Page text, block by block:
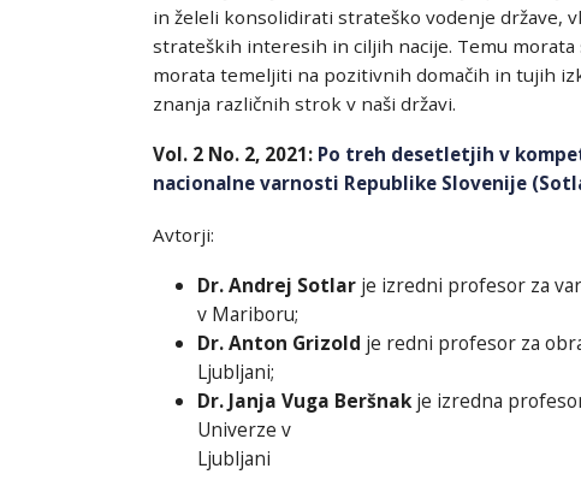
in želeli konsolidirati strateško vodenje države,
strateških interesih in ciljih nacije. Temu
morata temeljiti na pozitivnih domačih in tujih
znanja različnih strok v naši državi.
Vol. 2 No. 2, 2021: Po treh desetletjih v
nacionalne varnosti Republike Slovenije
Avtorji:
Dr. Andrej Sotlarje izredni profesor za
v Mariboru;
Dr. Anton Grizold je redni profesor za
Ljubljani;
Dr. Janja Vuga Beršnakje izredna
Univerze v
Ljubljani